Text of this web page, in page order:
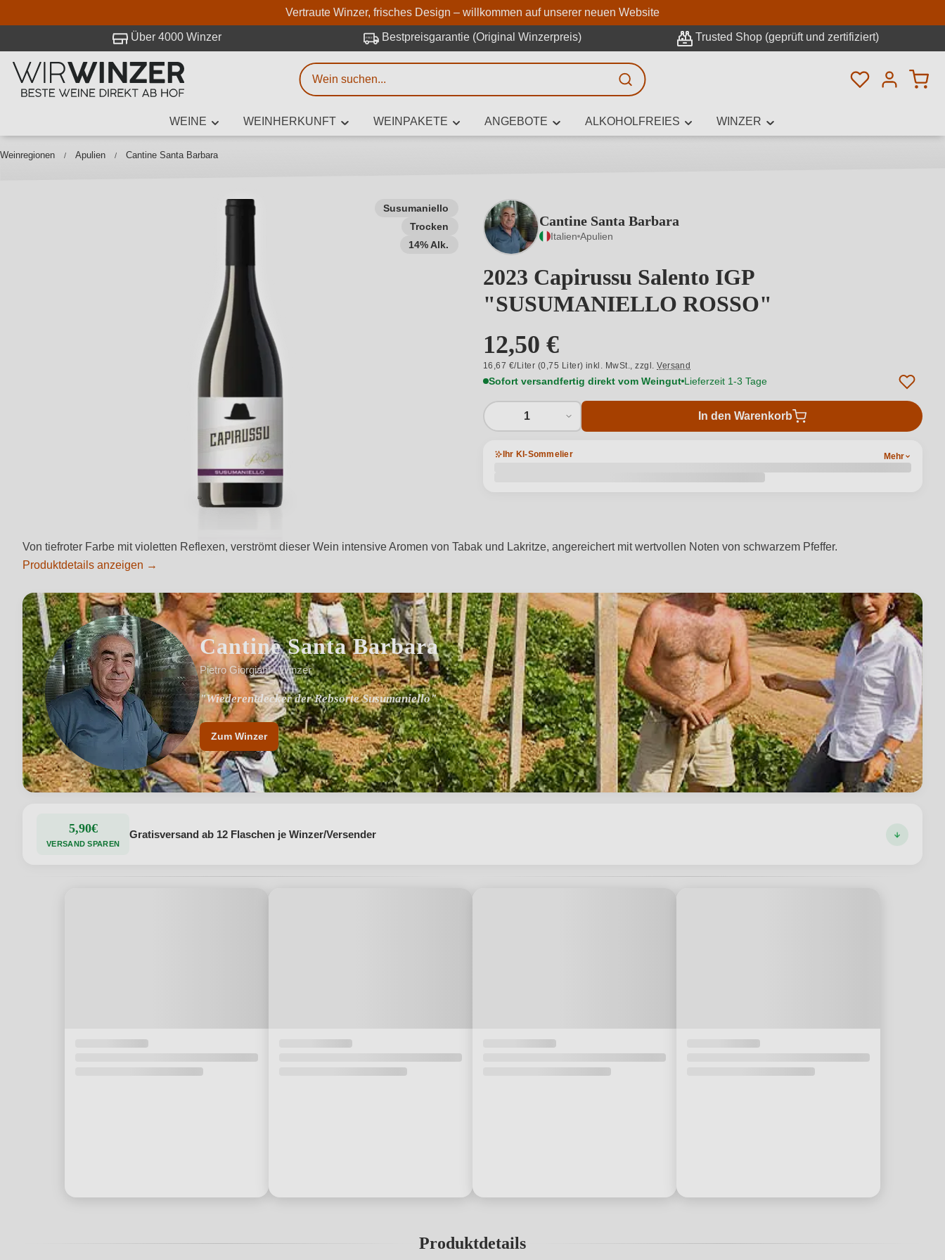
Zum Hauptinhalt springen
Zur Suche springen
Zur Hauptnavigation springen
Vertraute Winzer, frisches Design – willkommen auf unserer neuen Website
Über 4000 Winzer Bestpreisgarantie (Original Winzerpreis) Trusted Shop (geprüft und zertifiziert)
Du hast 0
WEINE WEINHERKUNFT WEINPAKETE ANGEBOTE ALKOHOLFREIES WINZER
Weinregionen Apulien Cantine Santa Barbara
Susumaniello
Trocken
14% Alk.
Cantine Santa Barbara
Italien Apulien
2023 Capirussu Salento IGP
"SUSUMANIELLO ROSSO"
12,50 €
16,67 €/Liter (0,75 Liter) inkl. MwSt.,zzgl.Versand
Sofort versandfertig direkt vom Weingut Lieferzeit 1-3 Tage
1 In den Warenkorb
Ihr KI-Sommelier Mehr
Von tiefroter Farbe mit violetten Reflexen, verströmt dieser Wein intensive Aromen von Tabak und Lakritze, angereichert mit wertvollen Noten von schwarzem Pfeffer.
Produktdetails anzeigen →
Cantine Santa Barbara
Pietro Giorgiani · Winzer
"Wiederentdecker der Rebsorte Susumaniello"
Zum Winzer
5,90€
VERSAND SPAREN
Gratisversand ab 12 Flaschen je Winzer/Versender
Produktdetails
Weinsuche
Mindestens 3 Zeichen eingeben
Erweiterte Suche
Beschreiben Sie, welchen Wein Sie suchen – ob nach Geschmack, Anlass, Weinnamen,
Rebsorte, Region, Winzer oder anderen Kriterien.
bei WirWinzer.